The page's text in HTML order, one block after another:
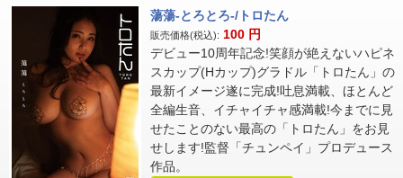
蕩蕩-とろとろ-/トロたん
販売価格(税込): 100 円
デビュー10周年記念!笑顔が絶えないハピネ
スカップ(Hカップ)グラドル「トロたん」の
最新イメージ遂に完成!吐息満載、ほとんど
全編生音、イチャイチャ感満載!今までに見
せたことのない最高の「トロたん」をお見
せします!監督「チュンペイ」プロデュース
作品。